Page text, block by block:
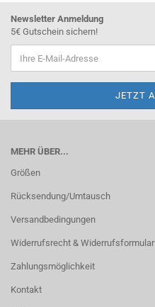
Newsletter Anmeldung
5€ Gutschein sichern!
MEHR ÜBER...
Größen
Rücksendung/Umtausch
Versandbedingungen
Widerrufsrecht & Widerrufsformular
Zahlungsmöglichkeit
Kontakt